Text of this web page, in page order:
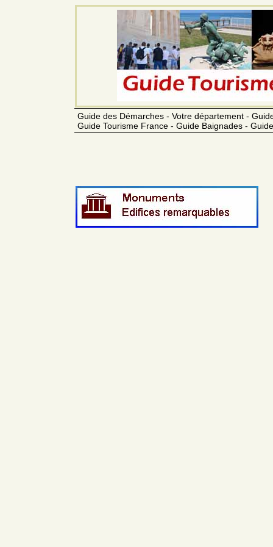
Guide des Démarches - Votre département -
Guide Tourisme France - Guide Baignades -